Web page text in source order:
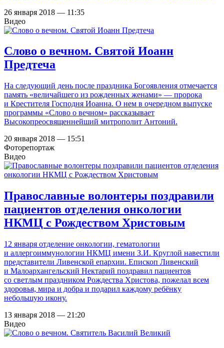
26 января 2018 — 11:35
Видео
Слово о вечном. Святой Иоанн
Предтеча
На следующий день после праздника Богоявления отмечается
память «величайшего из рожденных женами» — пророка
и Крестителя Господня Иоанна. О нем в очередном выпуске
программы «Слово о вечном» рассказывает
Высокопреосвященнейший митрополит Антоний.
20 января 2018 — 15:51
Фоторепортаж
Видео
Православные волонтеры поздравили
пациентов отделения онкологии
НКМЦ с Рождеством Христовым
12 января отделение онкологии, гематологии
и аллергоиммунологии НКМЦ имени З.И. Круглой навестили
представители Ливенской епархии. Епископ Ливенский
и Малоархангельский Нектарий поздравил пациентов
со светлым праздником Рождества Христова, пожелал всем
здоровья, мира и добра и подарил каждому ребёнку
небольшую икону.
13 января 2018 — 21:20
Видео